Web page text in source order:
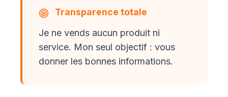
Transparence totale
Je ne vends aucun produit ni
service. Mon seul objectif : vous
donner les bonnes informations.